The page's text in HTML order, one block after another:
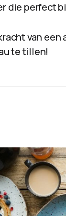
die perfect
van
te tillen!